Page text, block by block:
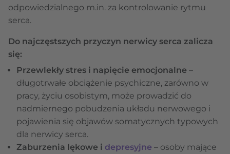
odpowiedzialnego m.in. za kontrolowanie rytmu
serca.
Do najczęstszych przyczyn nerwicy serca zalicza
się:
Przewlekły stres i napięcie emocjonalne –
długotrwałe obciążenie psychiczne, zarówno w
pracy, życiu osobistym, może prowadzić do
nadmiernego pobudzenia układu nerwowego i
pojawienia się objawów somatycznych typowych
dla nerwicy serca.
Zaburzenia lękowe i depresyjne – osoby mające